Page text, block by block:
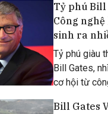
của tỷ phú
người đại
phủ nhận tin
Tỷ phú Bill
Công
sinh ra
Tỷ phú giàu
Bill Gates,
cơ hội từ
Bill Gates